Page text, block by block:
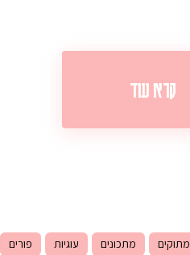
קרא עוד
מתוקים מתכונים עוגיות פורים